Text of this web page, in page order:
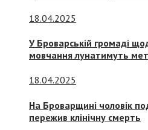
18.04.2025
У Броварській громаді
мовчання лунатимуть
18.04.2025
На Броварщині чоловік
пережив клінічну смерть